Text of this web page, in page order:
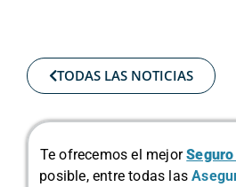
TODAS LAS NOTICIAS
Te ofrecemos el mejor
posible, entre todas las